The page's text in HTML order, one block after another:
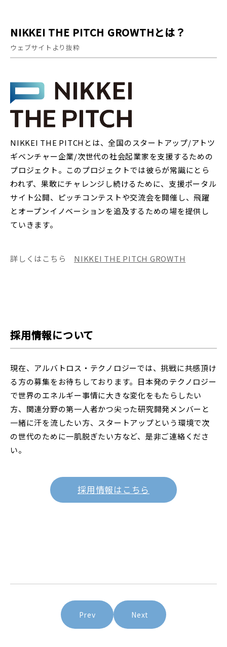
NIKKEI THE PITCH GROWTHとは？
ウェブサイトより抜粋
NIKKEI THE PITCHとは、全国のスタートアップ/アトツ
ギベンチャー企業/次世代の社会起業家を支援するための
プロジェクト。このプロジェクトでは彼らが常識にとら
われず、果敢にチャレンジし続けるために、支援ポータル
サイト公開、ピッチコンテストや交流会を開催し、飛躍
とオープンイノベーションを追及するための場を提供し
ていきます。
詳しくはこちら NIKKEI THE PITCH GROWTH
採用情報について
現在、アルバトロス・テクノロジーでは、挑戦に共感頂け
る方の募集をお待ちしております。日本発のテクノロジー
で世界のエネルギー事情に大きな変化をもたらしたい
方、関連分野の第一人者かつ尖った研究開発メンバーと
一緒に汗を流したい方、スタートアップという環境で次
の世代のために一肌脱ぎたい方など、是非ご連絡くださ
い。
採用情報はこちら
Prev Next